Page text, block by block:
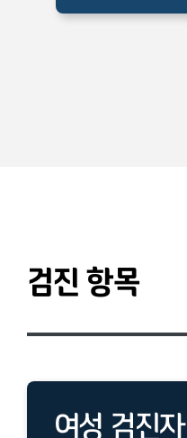
검진 항목
여성 검진자